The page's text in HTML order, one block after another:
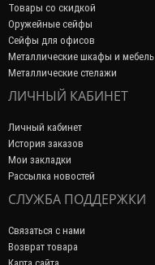
Товары со скидкой
Оружейные сейфы
Сейфы для офисов
Металлические шкафы и мебель
Металлические стелажи
ЛИЧНЫЙ КАБИНЕТ
Личный кабинет
История заказов
Мои закладки
Рассылка новостей
СЛУЖБА ПОДДЕРЖКИ
Связаться с нами
Возврат товара